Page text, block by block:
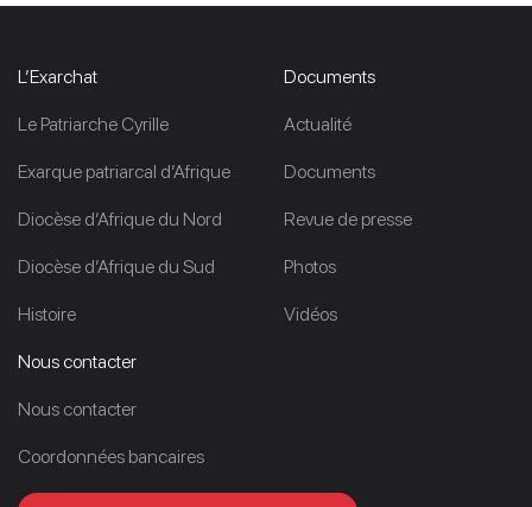
L’Exarchat
Le Patriarche Cyrille
Exarque patriarcal d’Afrique
Diocèse d’Afrique du Nord
Diocèse d’Afrique du Sud
Histoire
Documents
Actualité
Documents
Revue de presse
Photos
Vidéos
Nous contacter
Nous contacter
Coordonnées bancaires